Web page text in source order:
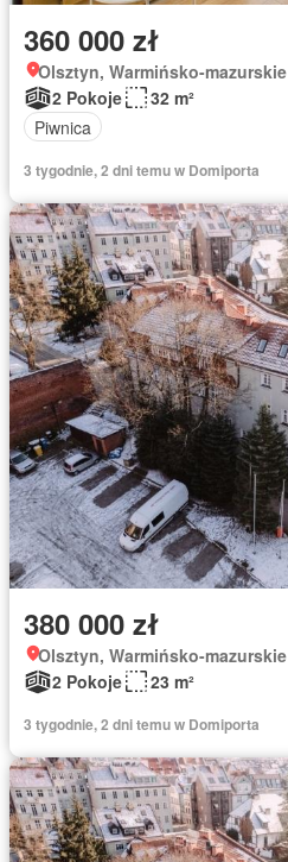
360 000 zł
Olsztyn, Warmińsko-mazurskie
2 Pokoje
32 m²
Piwnica
3 tygodnie, 2 dni temu w Domiporta
380 000 zł
Olsztyn, Warmińsko-mazurskie
2 Pokoje
23 m²
3 tygodnie, 2 dni temu w Domiporta